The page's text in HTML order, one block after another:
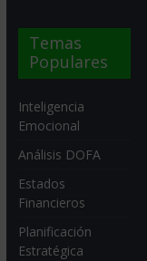
Temas
Populares
Inteligencia
Emocional
Análisis DOFA
Estados
Financieros
Planificación
Estratégica